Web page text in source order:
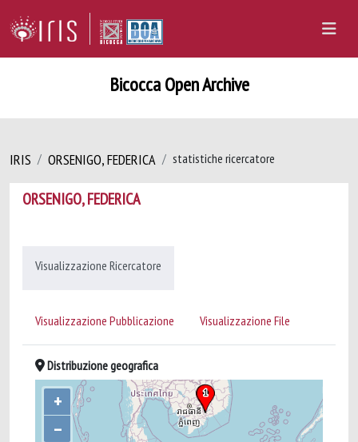
Bicocca Open Archive
IRIS ORSENIGO, FEDERICA statistiche ricercatore
ORSENIGO, FEDERICA
Visualizzazione Ricercatore
Visualizzazione Pubblicazione Visualizzazione File
Distribuzione geografica
+
–